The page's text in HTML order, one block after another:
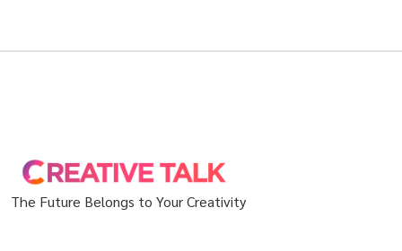
The Future Belongs to Your Creativity